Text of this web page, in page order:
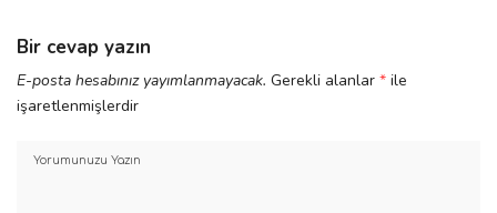
Bir cevap yazın
E-posta hesabınız yayımlanmayacak. Gerekli alanlar * ile
işaretlenmişlerdir